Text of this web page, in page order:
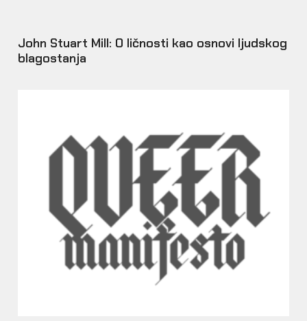
John Stuart Mill: O ličnosti kao osnovi ljudskog
blagostanja